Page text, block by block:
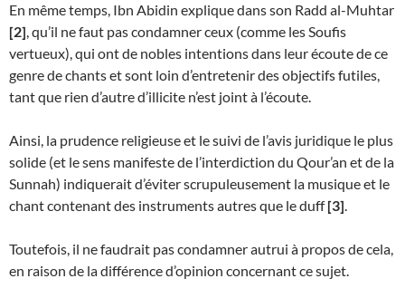
En même temps, Ibn Abidin explique dans son Radd al-Muhtar
[2], qu’il ne faut pas condamner ceux (comme les Soufis
vertueux), qui ont de nobles intentions dans leur écoute de ce
genre de chants et sont loin d’entretenir des objectifs futiles,
tant que rien d’autre d’illicite n’est joint à l’écoute.
Ainsi, la prudence religieuse et le suivi de l’avis juridique le plus
solide (et le sens manifeste de l’interdiction du Qour’an et de la
Sunnah) indiquerait d’éviter scrupuleusement la musique et le
chant contenant des instruments autres que le duff[3].
Toutefois, il ne faudrait pas condamner autrui à propos de cela,
en raison de la différence d’opinion concernant ce sujet.